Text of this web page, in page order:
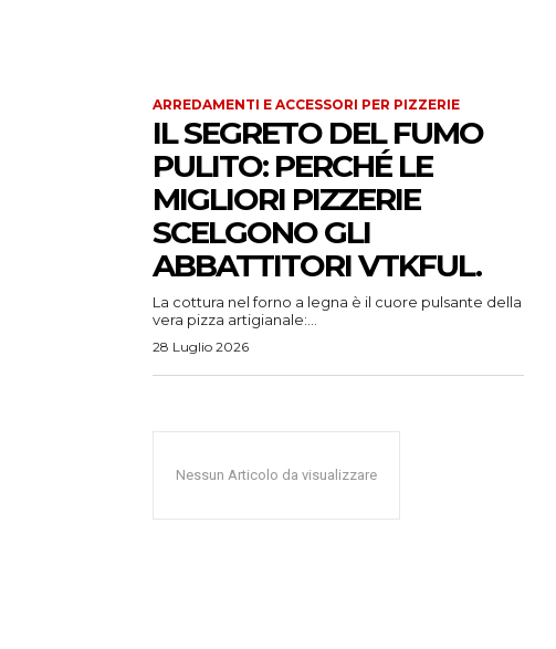
ARREDAMENTI E ACCESSORI PER PIZZERIE
IL SEGRETO DEL FUMO
PULITO: PERCHÉ LE
MIGLIORI PIZZERIE
SCELGONO GLI
ABBATTITORI VTKFUL.
La cottura nel forno a legna è il cuore pulsante della
vera pizza artigianale:...
28 Luglio 2026
Nessun Articolo da visualizzare